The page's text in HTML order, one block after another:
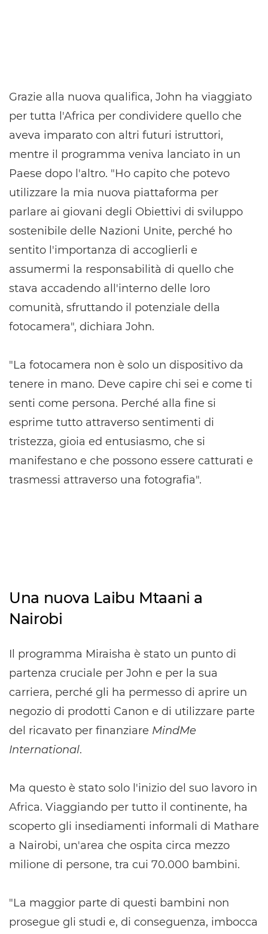
Grazie alla nuova qualifica, John ha viaggiato
per tutta l'Africa per condividere quello che
aveva imparato con altri futuri istruttori,
mentre il programma veniva lanciato in un
Paese dopo l'altro. "Ho capito che potevo
utilizzare la mia nuova piattaforma per
parlare ai giovani degli Obiettivi di sviluppo
sostenibile delle Nazioni Unite, perché ho
sentito l'importanza di accoglierli e
assumermi la responsabilità di quello che
stava accadendo all'interno delle loro
comunità, sfruttando il potenziale della
fotocamera", dichiara John.
"La fotocamera non è solo un dispositivo da
tenere in mano. Deve capire chi sei e come ti
senti come persona. Perché alla fine si
esprime tutto attraverso sentimenti di
tristezza, gioia ed entusiasmo, che si
manifestano e che possono essere catturati e
trasmessi attraverso una fotografia".
Una nuova Laibu Mtaani a
Nairobi
Il programma Miraisha è stato un punto di
partenza cruciale per John e per la sua
carriera, perché gli ha permesso di aprire un
negozio di prodotti Canon e di utilizzare parte
del ricavato per finanziare MindMe
International.
Ma questo è stato solo l'inizio del suo lavoro in
Africa. Viaggiando per tutto il continente, ha
scoperto gli insediamenti informali di Mathare
a Nairobi, un'area che ospita circa mezzo
milione di persone, tra cui 70.000 bambini.
"La maggior parte di questi bambini non
prosegue gli studi e, di conseguenza, imbocca